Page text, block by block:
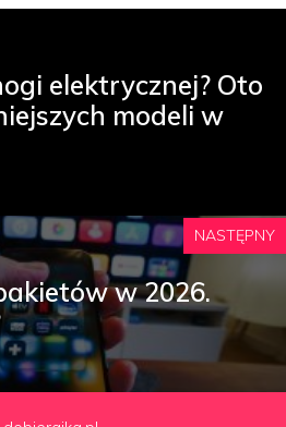
elektrycznej? Oto
modeli w
NASTĘPNY
w 2026.